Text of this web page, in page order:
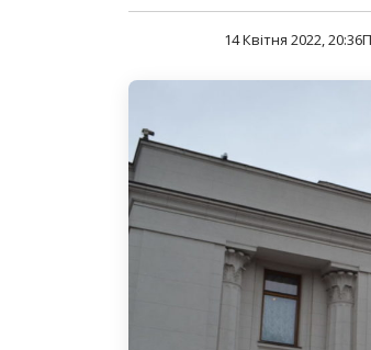
14 Квітня 2022, 20:36